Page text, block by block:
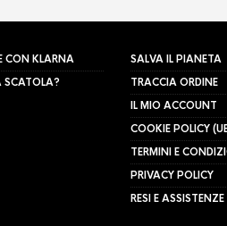
CON KLARNA
SCATOLA?
SALVA IL PIANETA
TRACCIA ORDINE
IL MIO ACCOUNT
COOKIE POLICY
TERMINI E
PRIVACY POLICY
RESI E ASSISTENZE